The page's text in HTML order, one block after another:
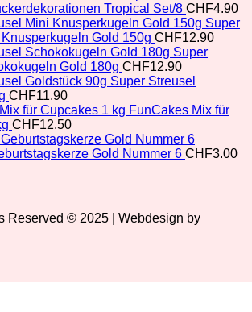
Tropical Set/8 CHF4.90
Super
Gold 150g CHF12.90
Super
Gold 180g CHF12.90
Super Streusel
CHF11.90
FunCakes Mix für
CHF12.50
Gold Nummer 6 CHF3.00
Reserved © 2025 | Webdesign by